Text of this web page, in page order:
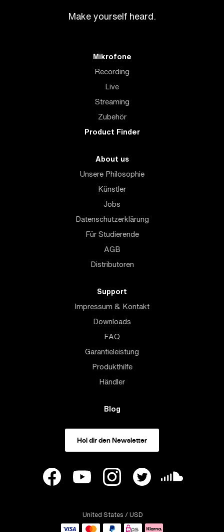
Make yourself heard.
Mikrofone
Recording
Live
Streaming
Zubehör
Product Finder
About us
Unsere Philosophie
Künstler
Jobs
Datenschutzerklärung
Für Studierende
AGB
Distributoren
Support
Impressum & Kontakt
Downloads
FAQ
Garantieleistung
Produkthilfe
Händler
Blog
Hol dir den Newsletter
United States / USD